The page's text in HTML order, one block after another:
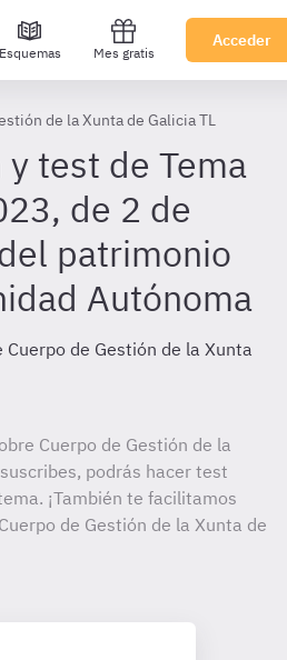
Esquemas Mes gratis
Acceder
de la Xunta de Galicia TL
test de Tema
de 2 de
patrimonio
Autónoma
Cuerpo de Gestión de la Xunta
Cuerpo de Gestión de la
podrás hacer test
¡También te facilitamos
de Gestión de la Xunta de